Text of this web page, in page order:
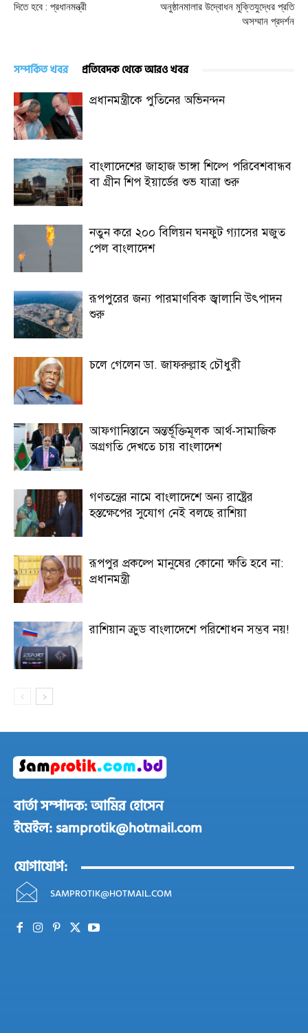
দিতে হবে : প্রধানমন্ত্রী
অনুষ্ঠানমালার উদ্বোধন মুক্তিযুদ্ধের প্রতি
অসম্মান প্রদর্শন
সম্পর্কিত খবর প্রতিবেদক থেকে আরও খবর
প্রধানমন্ত্রীকে পুতিনের অভিনন্দন
বাংলাদেশের জাহাজ ভাঙ্গা শিল্পে পরিবেশবান্ধব
বা গ্রীন শিপ ইয়ার্ডের শুভ যাত্রা শুরু
নতুন করে ২০০ বিলিয়ন ঘনফুট গ্যাসের মজুত
পেল বাংলাদেশ
রূপপুরের জন্য পারমাণবিক জ্বালানি উৎপাদন
শুরু
চলে গেলেন ডা. জাফরুল্লাহ চৌধুরী
আফগানিস্তানে অন্তর্ভূক্তিমূলক আর্থ-সামাজিক
অগ্রগতি দেখতে চায় বাংলাদেশ
গণতন্ত্রের নামে বাংলাদেশে অন্য রাষ্ট্রের
হস্তক্ষেপের সুযোগ নেই বলছে রাশিয়া
রূপপুর প্রকল্পে মানুষের কোনো ক্ষতি হবে না:
প্রধানমন্ত্রী
রাশিয়ান ক্রুড বাংলাদেশে পরিশোধন সম্ভব নয়!
বার্তা সম্পাদক: আমির হোসেন
ইমেইল: samprotik@hotmail.com
যোগাযোগ:
SAMPROTIK@HOTMAIL.COM